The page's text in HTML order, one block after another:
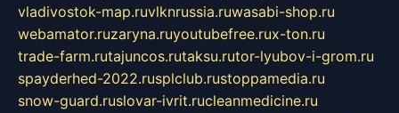
vladivostok-map.ruvlknrussia.ruwasabi-shop.ru
webamator.ruzaryna.ruyoutubefree.rux-ton.ru
trade-farm.rutajuncos.rutaksu.rutor-lyubov-i-grom.ru
spayderhed-2022.rusplclub.rustoppamedia.ru
snow-guard.ruslovar-ivrit.rucleanmedicine.ru